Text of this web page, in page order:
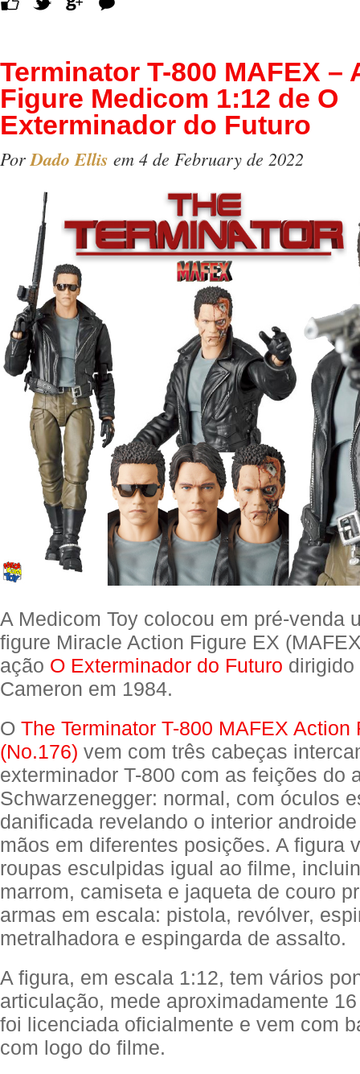
Terminator T-800 MAFEX –
Figure Medicom 1:12 de O
Exterminador do Futuro
PorDado Ellis em 4 de February de 2022
A Medicom Toy colocou em pré-venda
figure Miracle Action Figure EX
ação O Exterminador do Futuro dirigido
Cameron em 1984.
O The Terminator T-800 MAFEX Action
(No.176) vem com três cabeças
exterminador T-800 com as feições do
Schwarzenegger: normal, com óculos
danificada revelando o interior
mãos em diferentes posições. A figura
roupas esculpidas igual ao filme,
marrom, camiseta e jaqueta de couro
armas em escala: pistola, revólver,
metralhadora e espingarda de assalto.
A figura, em escala 1:12, tem vários
articulação, mede aproximadamente
foi licenciada oficialmente e vem com
com logo do filme.